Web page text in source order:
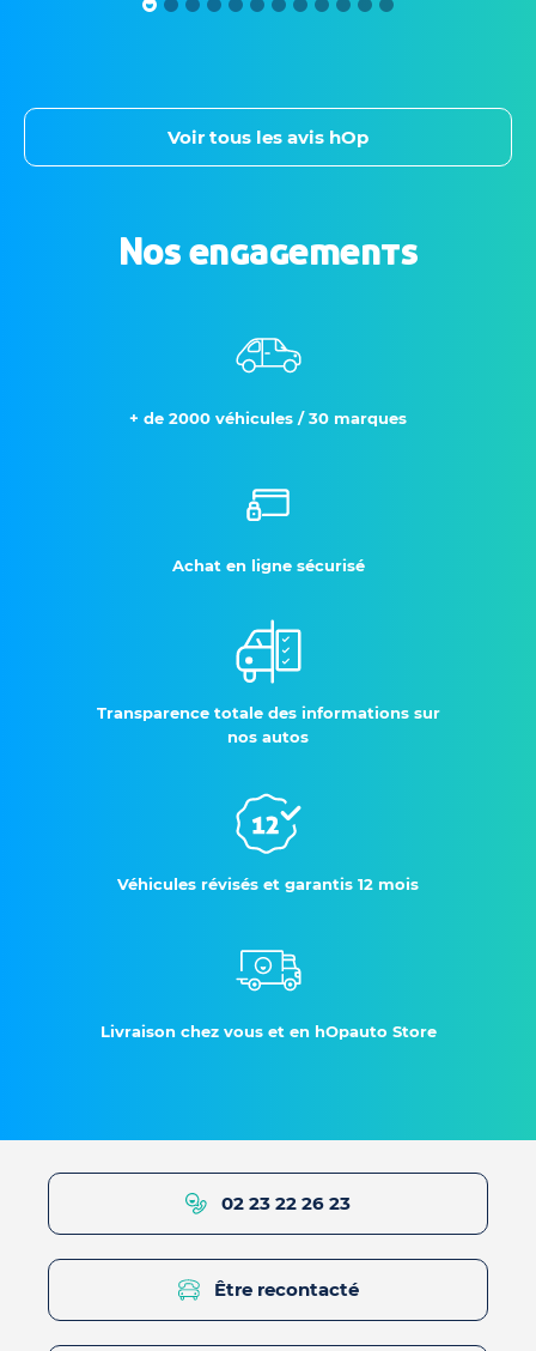
Voir tous les avis hOp
Nos engagements
+ de 2000 véhicules / 30 marques
Achat en ligne sécurisé
Transparence totale des informations sur
nos autos
Véhicules révisés et garantis 12 mois
Livraison chez vous et en hOpauto Store
02 23 22 26 23
Être recontacté